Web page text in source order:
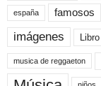
españa famosos
imágenes Libro
musica de reggaeton